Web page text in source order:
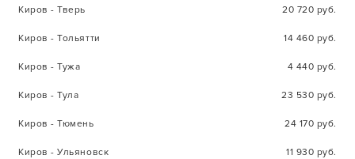
Киров - Тверь 20 720 руб.
Киров - Тольятти 14 460 руб.
Киров - Тужа 4 440 руб.
Киров - Тула 23 530 руб.
Киров - Тюмень 24 170 руб.
Киров - Ульяновск 11 930 руб.